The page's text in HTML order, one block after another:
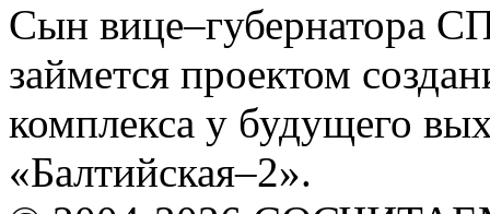
Сын вице–губернатора
займется проектом
комплекса у будущего
«Балтийская–2».